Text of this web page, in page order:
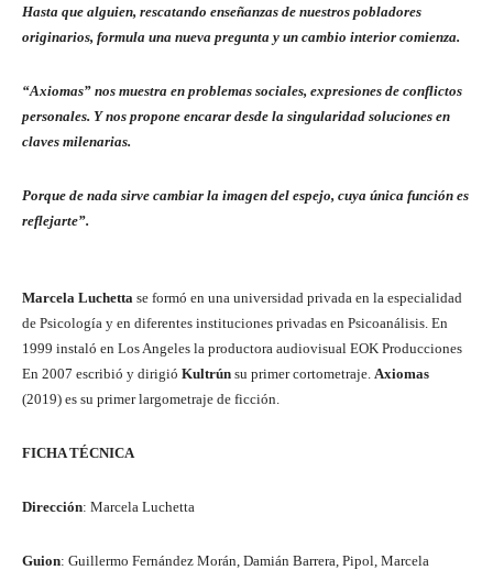
Hasta que alguien, rescatando enseñanzas de nuestros pobladores
originarios, formula una nueva pregunta y un cambio interior comienza.
“Axiomas” nos muestra en problemas sociales, expresiones de conflictos
personales. Y nos propone encarar desde la singularidad soluciones en
claves milenarias.
Porque de nada sirve cambiar la imagen del espejo, cuya única función es
reflejarte”.
Marcela Luchetta se formó en una universidad privada en la especialidad
de Psicología y en diferentes instituciones privadas en Psicoanálisis. En
1999 instaló en Los Angeles la productora audiovisual EOK Producciones
En 2007 escribió y dirigió Kultrún su primer cortometraje. Axiomas
(2019) es su primer largometraje de ficción.
FICHA TÉCNICA
Dirección: Marcela Luchetta
Guion: Guillermo Fernández Morán, Damián Barrera, Pipol, Marcela